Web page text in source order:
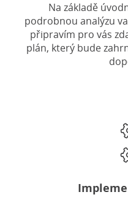
Na základě
podrobnou analýzu
připravím pro vás
plán, který bude